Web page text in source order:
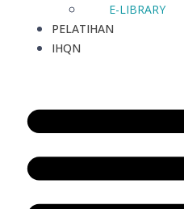
E-LIBRARY
PELATIHAN
IHQN